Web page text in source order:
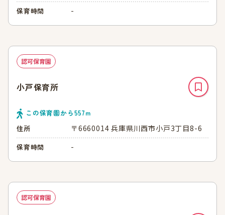
保育時間 -
認可保育園
小戸保育所
この保育園から557ｍ
住所
〒6660014 兵庫県川西市小戸3丁目8-6
保育時間 -
認可保育園